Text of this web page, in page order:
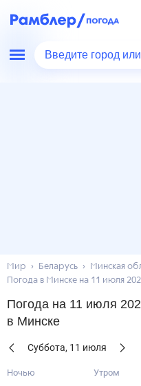
Введите город
Мир Беларусь Минская
Погода в Минске на 11 июля
Погода на 11 июля
в Минске
Суббота, 11 июля
Ночью Утром